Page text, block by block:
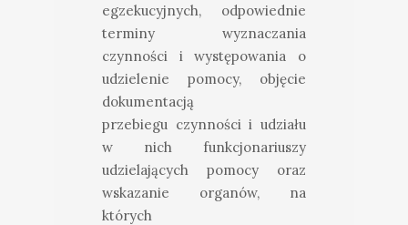
egzekucyjnych, odpowiednie
terminy wyznaczania
czynności i występowania o
udzielenie pomocy, objęcie
dokumentacją
przebiegu czynności i udziału
w nich funkcjonariuszy
udzielających pomocy oraz
wskazanie organów, na
których